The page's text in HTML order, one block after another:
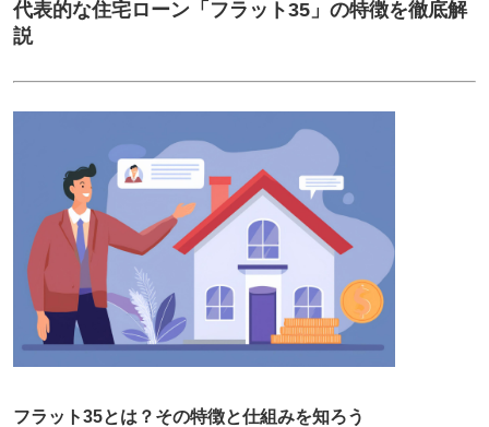
代表的な住宅ローン「フラット35」の特徴を徹底解
説
フラット35とは？その特徴と仕組みを知ろう